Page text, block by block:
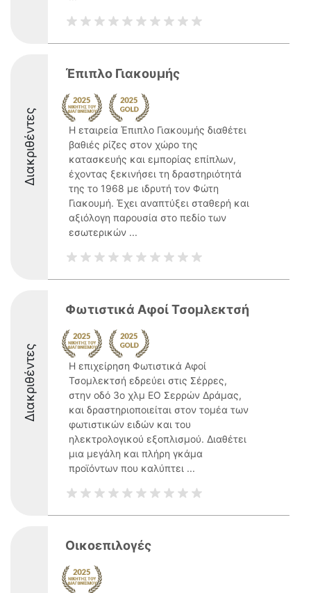
Διακριθέντες
Έπιπλο Γιακουμής
Η εταιρεία Έπιπλο Γιακουμής διαθέτει
βαθιές ρίζες στον χώρο της
κατασκευής και εμπορίας επίπλων,
έχοντας ξεκινήσει τη δραστηριότητά
της το 1968 με ιδρυτή τον Φώτη
Γιακουμή. Έχει αναπτύξει σταθερή και
αξιόλογη παρουσία στο πεδίο των
εσωτερικών ...
Διακριθέντες
Φωτιστικά Αφοί Τσομλεκτσή
Η επιχείρηση Φωτιστικά Αφοί
Τσομλεκτσή εδρεύει στις Σέρρες,
στην οδό 3ο χλμ ΕΟ Σερρών Δράμας,
και δραστηριοποιείται στον τομέα των
φωτιστικών ειδών και του
ηλεκτρολογικού εξοπλισμού. Διαθέτει
μια μεγάλη και πλήρη γκάμα
προϊόντων που καλύπτει ...
Οικοεπιλογές